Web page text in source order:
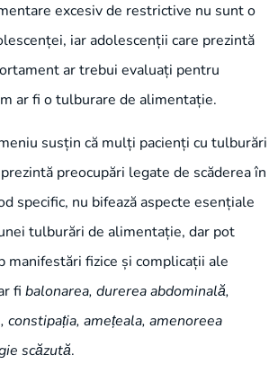
excesiv de restrictive nu sunt o
iar adolescenții care prezintă
ar trebui evaluați pentru
ar fi o tulburare de alimentație.
susțin că mulți pacienți cu tulburări
preocupări legate de scăderea în
specific, nu bifează aspecte esențiale
tulburări de alimentație, dar pot
manifestări fizice și complicații ale
fi balonarea, durerea abdominală,
constipația, amețeala, amenoreea
scăzută.